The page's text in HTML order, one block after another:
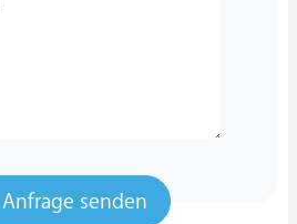
Anfrage senden